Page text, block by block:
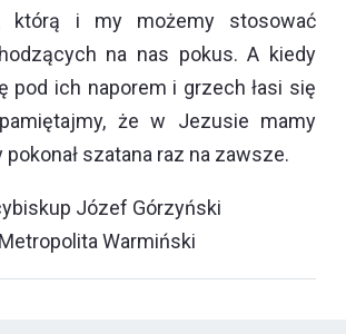
którą i my możemy stosować
na nas pokus. A kiedy
pod ich naporem i grzech łasi się
że w Jezusie mamy
szatana raz na zawsze.
Józef Górzyński
Metropolita Warmiński